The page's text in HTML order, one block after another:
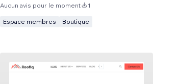
Aucun avis pour le moment 1
Espace membres Boutique